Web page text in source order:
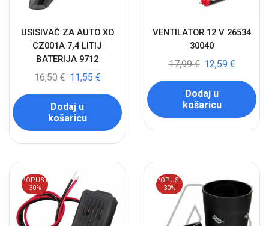
USISIVAČ ZA AUTO XO
CZ001A 7,4 LITIJ
BATERIJA 9712
16,50€ 11,55 €
Dodaj u
košaricu
VENTILATOR 12 V 26534
30040
17,99€ 12,59 €
Dodaj u
košaricu
POPUST
30%
POPUST
30%